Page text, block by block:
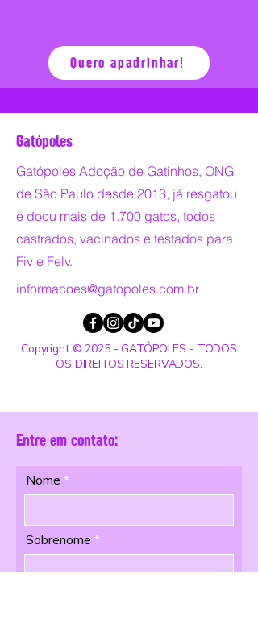
Quero apadrinhar!
Gatópoles
Gatópoles Adoção de Gatinhos, ONG
de São Paulo desde 2013, já resgatou
e doou mais de 1.700 gatos, todos
castrados, vacinados e testados para
Fiv e Felv.
informacoes@gatopoles.com.br
Copyright © 2025 - GATÓPOLES - TODOS
OS DIREITOS RESERVADOS.
Entre em contato:
Nome
Sobrenome